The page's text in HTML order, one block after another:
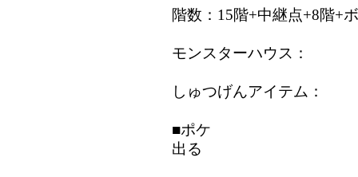
階数：15階+中継点+8階+
モンスターハウス：
しゅつげんアイテム：
■ポケ
出る